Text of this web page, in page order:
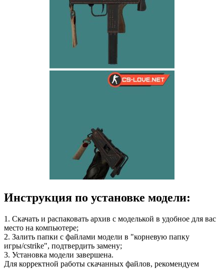
Инструкция по установке модели:
1. Скачать и распаковать архив с моделькой в удобное для вас
место на компьютере;
2. Залить папки с файлами модели в "корневую папку
игры/cstrike", подтвердить замену;
3. Установка модели завершена.
Для корректной работы скачанных файлов, рекомендуем